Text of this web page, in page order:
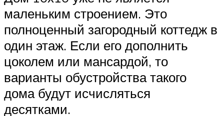
маленьким строением. Это
полноценный загородный коттедж в
один этаж. Если его дополнить
цоколем или мансардой, то
варианты обустройства такого
дома будут исчисляться
десятками.